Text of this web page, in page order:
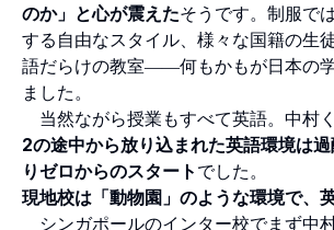
のか」と心が震えたそうです。制服で
する自由なスタイル、様々な国籍の生
語だらけの教室――何もかもが日本の
ました。
当然ながら授業もすべて英語。中村く
2の途中から放り込まれた英語環境は
りゼロからのスタート でした。
現地校は「動物園」のような環境で、
シンガポールのインター校でまず中